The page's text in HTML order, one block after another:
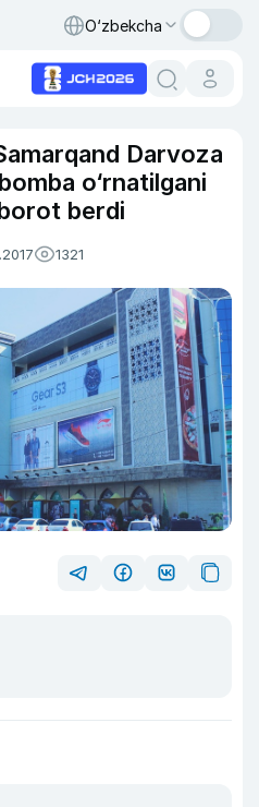
O‘zbekcha
Darvoza
o‘rnatilgani
berdi
1321